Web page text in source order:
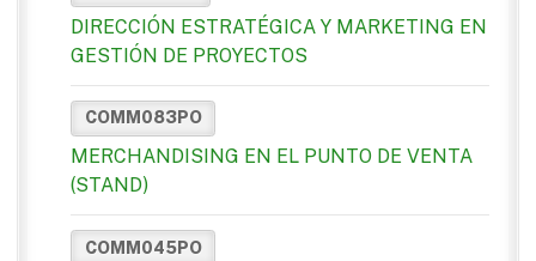
DIRECCIÓN ESTRATÉGICA Y MARKETING EN
GESTIÓN DE PROYECTOS
COMM083PO
MERCHANDISING EN EL PUNTO DE VENTA
(STAND)
COMM045PO